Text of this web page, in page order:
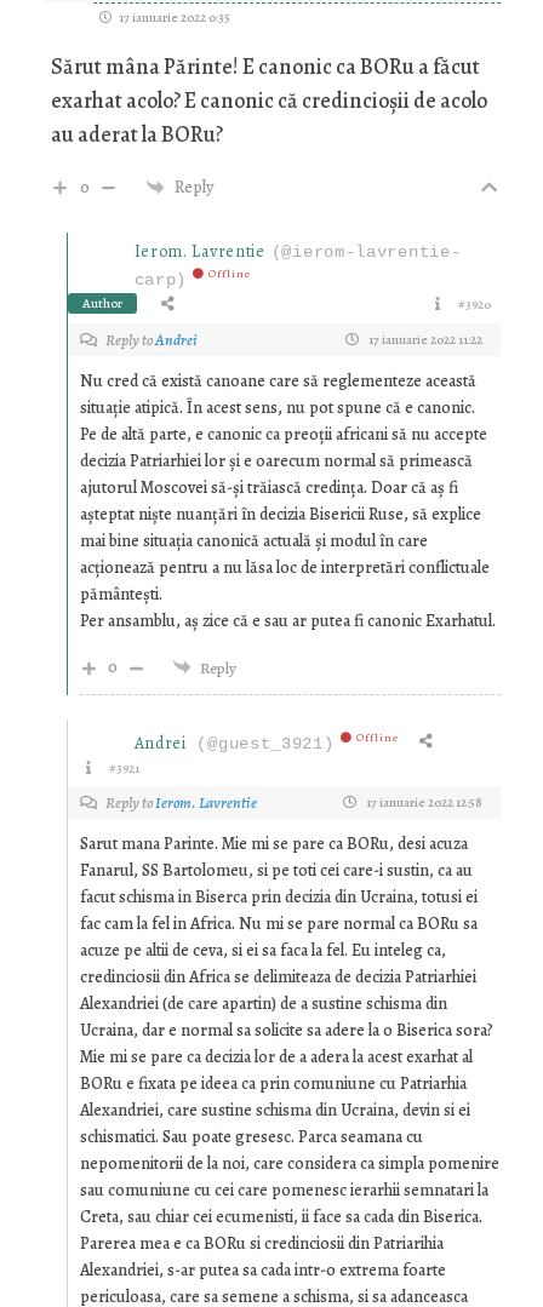
17 ianuarie 2022 0:35
Sărut mâna Părinte! E canonic ca BORu a făcut
exarhat acolo? E canonic că credincioșii de acolo
au aderat la BORu?
0 Reply
Ierom. Lavrentie (@ierom-lavrentie-
carp)
Offline
Author #3920
Reply toAndrei 17 ianuarie 2022 11:22
Nu cred că există canoane care să reglementeze această
situație atipică. În acest sens, nu pot spune că e canonic.
Pe de altă parte, e canonic ca preoții africani să nu accepte
decizia Patriarhiei lor și e oarecum normal să primească
ajutorul Moscovei să-și trăiască credința. Doar că aș fi
așteptat niște nuanțări în decizia Bisericii Ruse, să explice
mai bine situația canonică actuală și modul în care
acționează pentru a nu lăsa loc de interpretări conflictuale
pământești.
Per ansamblu, aș zice că e sau ar putea fi canonic Exarhatul.
0
Reply
Andrei (@guest_3921) Offline
#3921
Reply toIerom. Lavrentie 17 ianuarie 2022 12:58
Sarut mana Parinte. Mie mi se pare ca BORu, desi acuza
Fanarul, SS Bartolomeu, si pe toti cei care-i sustin, ca au
facut schisma in Biserca prin decizia din Ucraina, totusi ei
fac cam la fel in Africa. Nu mi se pare normal ca BORu sa
acuze pe altii de ceva, si ei sa faca la fel. Eu inteleg ca,
credinciosii din Africa se delimiteaza de decizia Patriarhiei
Alexandriei (de care apartin) de a sustine schisma din
Ucraina, dar e normal sa solicite sa adere la o Biserica sora?
Mie mi se pare ca decizia lor de a adera la acest exarhat al
BORu e fixata pe ideea ca prin comuniune cu Patriarhia
Alexandriei, care sustine schisma din Ucraina, devin si ei
schismatici. Sau poate gresesc. Parca seamana cu
nepomenitorii de la noi, care considera ca simpla pomenire
sau comuniune cu cei care pomenesc ierarhii semnatari la
Creta, sau chiar cei ecumenisti, ii face sa cada din Biserica.
Parerea mea e ca BORu si credinciosii din Patriarihia
Alexandriei, s-ar putea sa cada intr-o extrema foarte
periculoasa, care sa semene a schisma, si sa adanceasca